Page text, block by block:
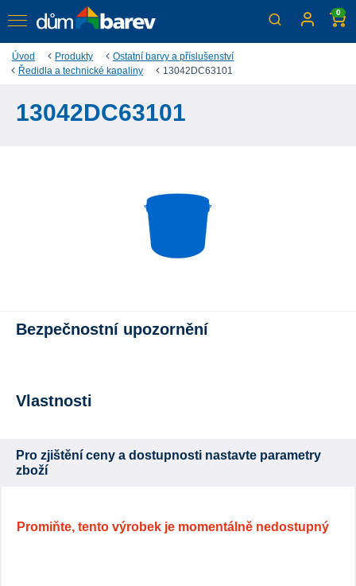
0
Úvod Produkty
Ostatní barvy a příslušenství
Ředidla a technické kapaliny
13042DC63101
13042DC63101
Bezpečnostní upozornění
Vlastnosti
Pro zjištění ceny a dostupnosti nastavte parametry
zboží
Promiňte, tento výrobek je momentálně nedostupný